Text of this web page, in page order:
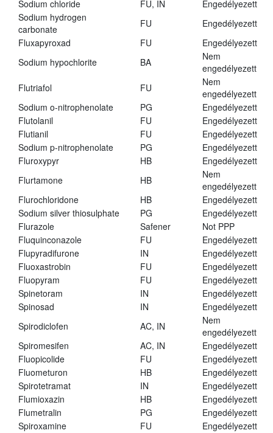
Sodium chloride
FU, IN
Engedélyezett
Sodium hydrogen
carbonate
FU
Engedélyezett
Fluxapyroxad
FU
Engedélyezett
Sodium hypochlorite
BA
Nem
engedélyezett
Flutriafol
FU
Nem
engedélyezett
Sodium o-nitrophenolate
PG
Engedélyezett
Flutolanil
FU
Engedélyezett
Flutianil
FU
Engedélyezett
Sodium p-nitrophenolate
PG
Engedélyezett
Fluroxypyr
HB
Engedélyezett
Flurtamone
HB
Nem
engedélyezett
Flurochloridone
HB
Engedélyezett
Sodium silver thiosulphate
PG
Engedélyezett
Flurazole
Safener
Not PPP
Fluquinconazole
FU
Engedélyezett
Flupyradifurone
IN
Engedélyezett
Fluoxastrobin
FU
Engedélyezett
Fluopyram
FU
Engedélyezett
Spinetoram
IN
Engedélyezett
Spinosad
IN
Engedélyezett
Spirodiclofen
AC, IN
Nem
engedélyezett
Spiromesifen
AC, IN
Engedélyezett
Fluopicolide
FU
Engedélyezett
Fluometuron
HB
Engedélyezett
Spirotetramat
IN
Engedélyezett
Flumioxazin
HB
Engedélyezett
Flumetralin
PG
Engedélyezett
Spiroxamine
FU
Engedélyezett